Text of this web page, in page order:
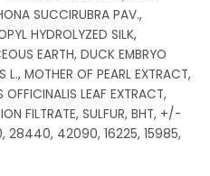
SUCCIRUBRA PAV.,
HYDROLYZED SILK,
EARTH, DUCK EMBRYO
L., MOTHER OF PEARL EXTRACT,
OFFICINALIS LEAF EXTRACT,
FILTRATE, SULFUR, BHT, +/-
28440, 42090, 16225, 15985,